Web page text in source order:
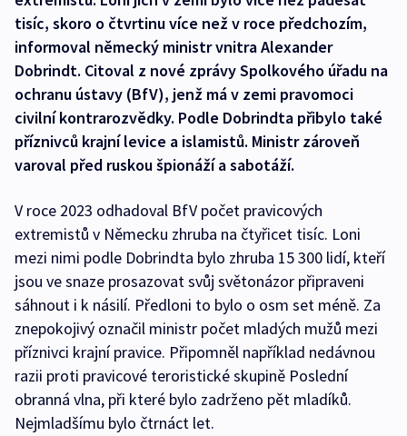
tisíc, skoro o čtvrtinu více než v roce předchozím,
informoval německý ministr vnitra Alexander
Dobrindt. Citoval z nové zprávy Spolkového úřadu na
ochranu ústavy (BfV), jenž má v zemi pravomoci
civilní kontrarozvědky. Podle Dobrindta přibylo také
příznivců krajní levice a islamistů. Ministr zároveň
varoval před ruskou špionáží a sabotáží.
V roce 2023 odhadoval BfV počet pravicových
extremistů v Německu zhruba na čtyřicet tisíc. Loni
mezi nimi podle Dobrindta bylo zhruba 15 300 lidí, kteří
jsou ve snaze prosazovat svůj světonázor připraveni
sáhnout i k násilí. Předloni to bylo o osm set méně. Za
znepokojivý označil ministr počet mladých mužů mezi
příznivci krajní pravice. Připomněl například nedávnou
razii proti pravicové teroristické skupině Poslední
obranná vlna, při které bylo zadrženo pět mladíků.
Nejmladšímu bylo čtrnáct let.